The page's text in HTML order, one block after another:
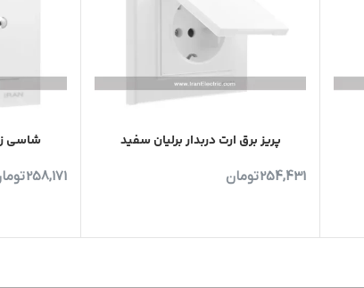
پریز برق ارت دربدار برلیان سفید
254,431تومان
شاسی
258,171